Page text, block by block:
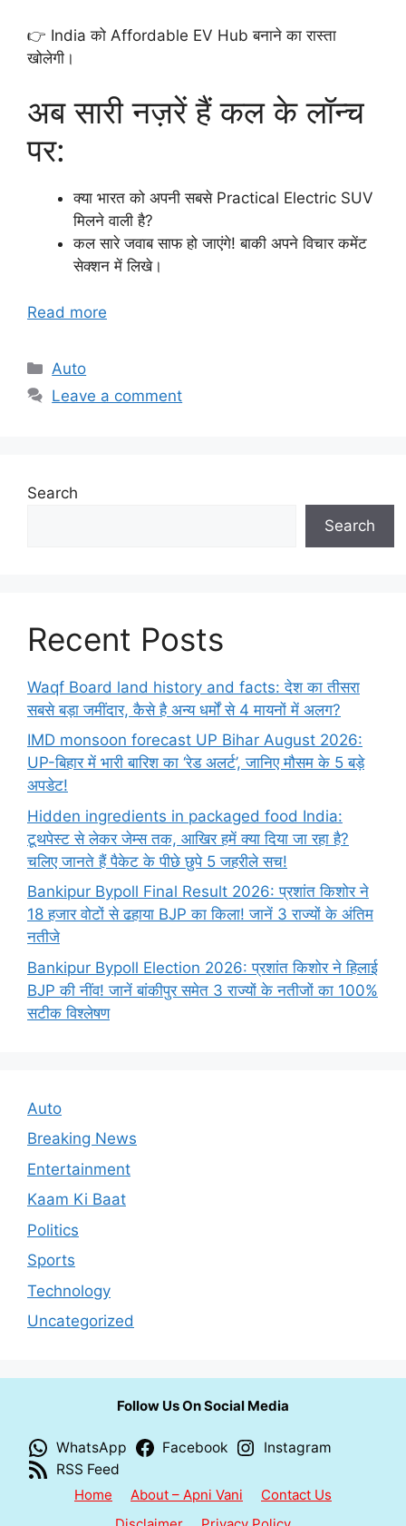
👉 India को Affordable EV Hub बनाने का रास्ता
खोलेगी।
अब सारी नज़रें हैं कल के लॉन्च
पर:
क्या भारत को अपनी सबसे Practical Electric SUV
मिलने वाली है?
कल सारे जवाब साफ हो जाएंगे! बाकी अपने विचार कमेंट
सेक्शन में लिखे।
Read more
Categories
Auto
Leave a comment
Search
Search
Recent Posts
Waqf Board land history and facts: देश का तीसरा
सबसे बड़ा जमींदार, कैसे है अन्य धर्मों से 4 मायनों में अलग?
IMD monsoon forecast UP Bihar August 2026:
UP-बिहार में भारी बारिश का ‘रेड अलर्ट’, जानिए मौसम के 5 बड़े
अपडेट!
Hidden ingredients in packaged food India:
टूथपेस्ट से लेकर जेम्स तक, आखिर हमें क्या दिया जा रहा है?
चलिए जानते हैं पैकेट के पीछे छुपे 5 जहरीले सच!
Bankipur Bypoll Final Result 2026: प्रशांत किशोर ने
18 हजार वोटों से ढहाया BJP का किला! जानें 3 राज्यों के अंतिम
नतीजे
Bankipur Bypoll Election 2026: प्रशांत किशोर ने हिलाई
BJP की नींव! जानें बांकीपुर समेत 3 राज्यों के नतीजों का 100%
सटीक विश्लेषण
Auto
Breaking News
Entertainment
Kaam Ki Baat
Politics
Sports
Technology
Uncategorized
Follow Us On Social Media
WhatsApp Facebook
Instagram
RSS Feed
Home
About – Apni Vani
Contact Us